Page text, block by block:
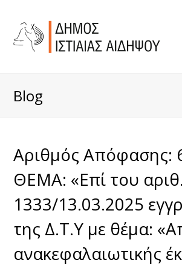
Blog
Αριθμός Απόφασης:
ΘΕΜΑ: «Επί του
1333/13.03.2025
της Δ.Τ.Υ με θέμα:
ανακεφαλαιωτικής